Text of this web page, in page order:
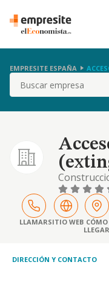
EMPRESITE ESPAÑA
Buscar
por menor.
textiles.
LLAMARSITIO WEB CÓMO
LLEGAR
DIRECCIÓN Y CONTACTO